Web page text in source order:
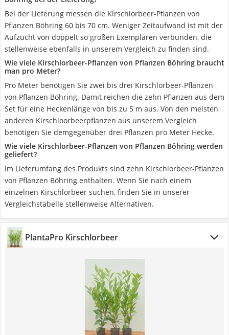
Bei der Lieferung messen die Kirschlorbeer-Pflanzen von
Pflanzen Böhring 60 bis 70 cm. Weniger Zeitaufwand ist mit der
Aufzucht von doppelt so großen Exemplaren verbunden, die
stellenweise ebenfalls in unserem Vergleich zu finden sind.
Wie viele Kirschlorbeer-Pflanzen von Pflanzen Böhring braucht
man pro Meter?
Pro Meter benötigen Sie zwei bis drei Kirschlorbeer-Pflanzen
von Pflanzen Böhring. Damit reichen die zehn Pflanzen aus dem
Set für eine Heckenlänge von bis zu 5 m aus. Von den meisten
anderen Kirschloorbeerpflanzen aus unserem Vergleich
benötigen Sie demgegenüber drei Pflanzen pro Meter Hecke.
Wie viele Kirschlorbeer-Pflanzen von Pflanzen Böhring werden
geliefert?
Im Lieferumfang des Produkts sind zehn Kirschlorbeer-Pflanzen
von Pflanzen Böhring enthalten. Wenn Sie nach einem
einzelnen Kirschlorbeer suchen, finden Sie in unserer
Vergleichstabelle stellenweise Alternativen.
PlantaPro Kirschlorbeer